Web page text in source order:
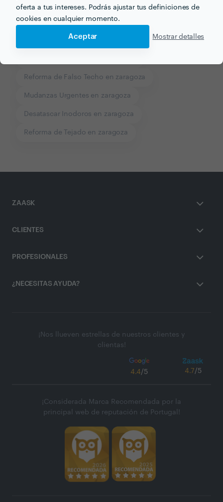
oferta a tus intereses. Podrás ajustar tus definiciones de
cookies en cualquier momento.
Aceptar Mostrar detalles
Reforma de Falso Techo en zaragoza
Mudanzas Urgentes en zaragoza
Desatascar Inodoros en zaragoza
Reforma de Tejado en zaragoza
ZAASK
CLIENTES
PROFESIONALES
¿NECESITAS AYUDA?
¡Nos llueven estrellas de nuestros clientes y
clientas!
4.4/5 4.7/5
¡Considerada Marca Recomendada por la
principal web de reputación de Portugal!